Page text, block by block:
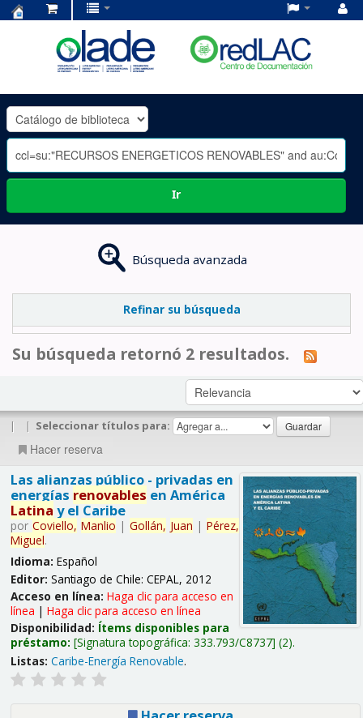
OLADE
-
Ir
Búsqueda avanzada
Refinar su búsqueda
Su búsqueda retornó 2 resultados.
| | Seleccionar títulos para:
Hacer reserva
Las alianzas público - privadas en
energías renovables en América
Latina y el Caribe
por Coviello, Manlio | Gollán, Juan | Pérez,
Miguel.
Idioma: Español
Editor: Santiago de Chile: CEPAL, 2012
Acceso en línea: Haga clic para acceso en
línea | Haga clic para acceso en línea
Disponibilidad: Ítems disponibles para
préstamo: Signatura topográfica: 333.793/C8737 (2).
Listas: Caribe-Energía Renovable.